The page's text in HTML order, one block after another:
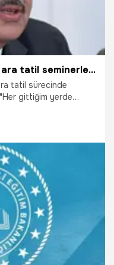
Bakan Tekin: Öğretmenlerin ara tatil seminerleri online olacak
tatil sürecinde
gittiğim yerde
yüz yüze kararımızı